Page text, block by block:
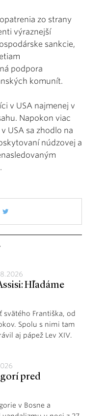
zo strany
výraznejší
sankcie,
podpora
komunít.
v USA najmenej v
Napokon viac
USA sa zhodlo na
núdzovej a
Hľadáme
Františka, od
Spolu s nimi tam
aj pápež Lev XIV.
pred
v Bosne a